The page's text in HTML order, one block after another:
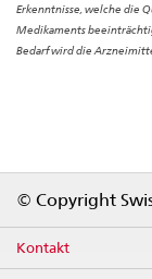
Erkenntnisse, welche die
Medikaments
Bedarf wird die
© Copyright
Kontakt